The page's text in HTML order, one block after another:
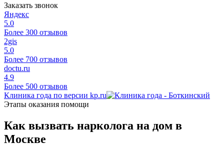
Заказать звонок
Яндекс
5.0
Более 300 отзывов
2gis
5.0
Более 700 отзывов
doctu.ru
4.9
Более 500 отзывов
Клиника года по версии kp.ru
Этапы оказания помощи
Как вызвать нарколога на дом в
Москве